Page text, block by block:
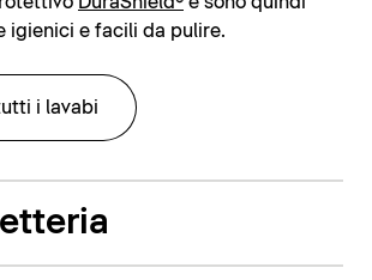
igienici e facili da pulire.
i lavabi